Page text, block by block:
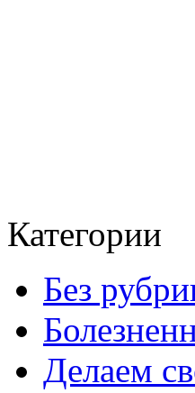
Категории
Без
Делаем